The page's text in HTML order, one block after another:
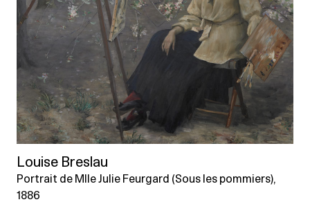
Louise Breslau
Portrait de Mlle Julie Feurgard (Sous les pommiers),
1886